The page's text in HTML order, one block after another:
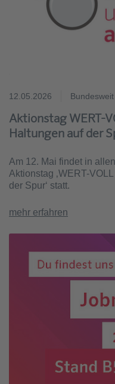
12.05.2026 Bundesweit
Aktionstag WERT-
Haltungen auf der
Am 12. Mai findet in
Aktionstag ‚WERT-
der Spur‘ statt.
mehr erfahren